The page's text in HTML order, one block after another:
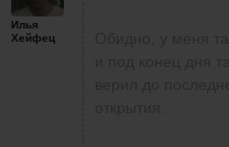
Илья
Хейфец